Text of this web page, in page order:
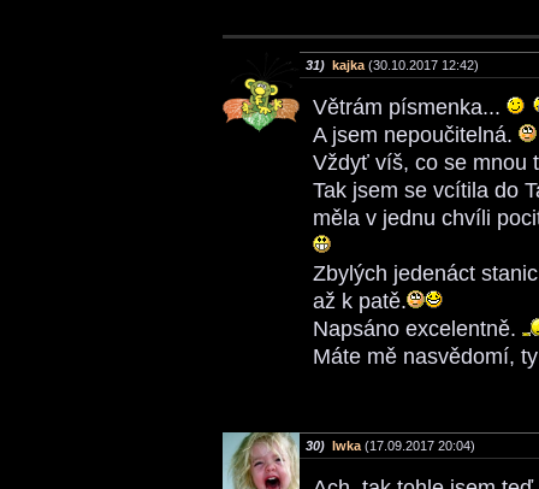
31) kajka (30.10.2017 12:42)
Větrám písmenka...
A jsem nepoučitelná.
Vždyť víš, co se mnou
Tak jsem se vcítila do
měla v jednu chvíli
Zbylých jedenáct
až k patě.
Napsáno excelentně.
Máte mě nasvědomí,
30) Iwka (17.09.2017 20:04)